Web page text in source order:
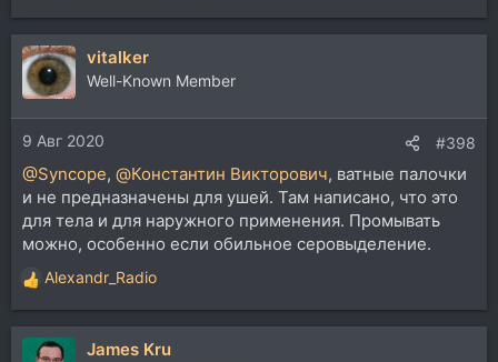
vitalker
Well-Known Member
9 Авг 2020 #398
@Syncope, @Константин Викторович, ватные палочки
и не предназначены для ушей. Там написано, что это
для тела и для наружного применения. Промывать
можно, особенно если обильное серовыделение.
Р
е
а
Alexandr_Radio
James Kru